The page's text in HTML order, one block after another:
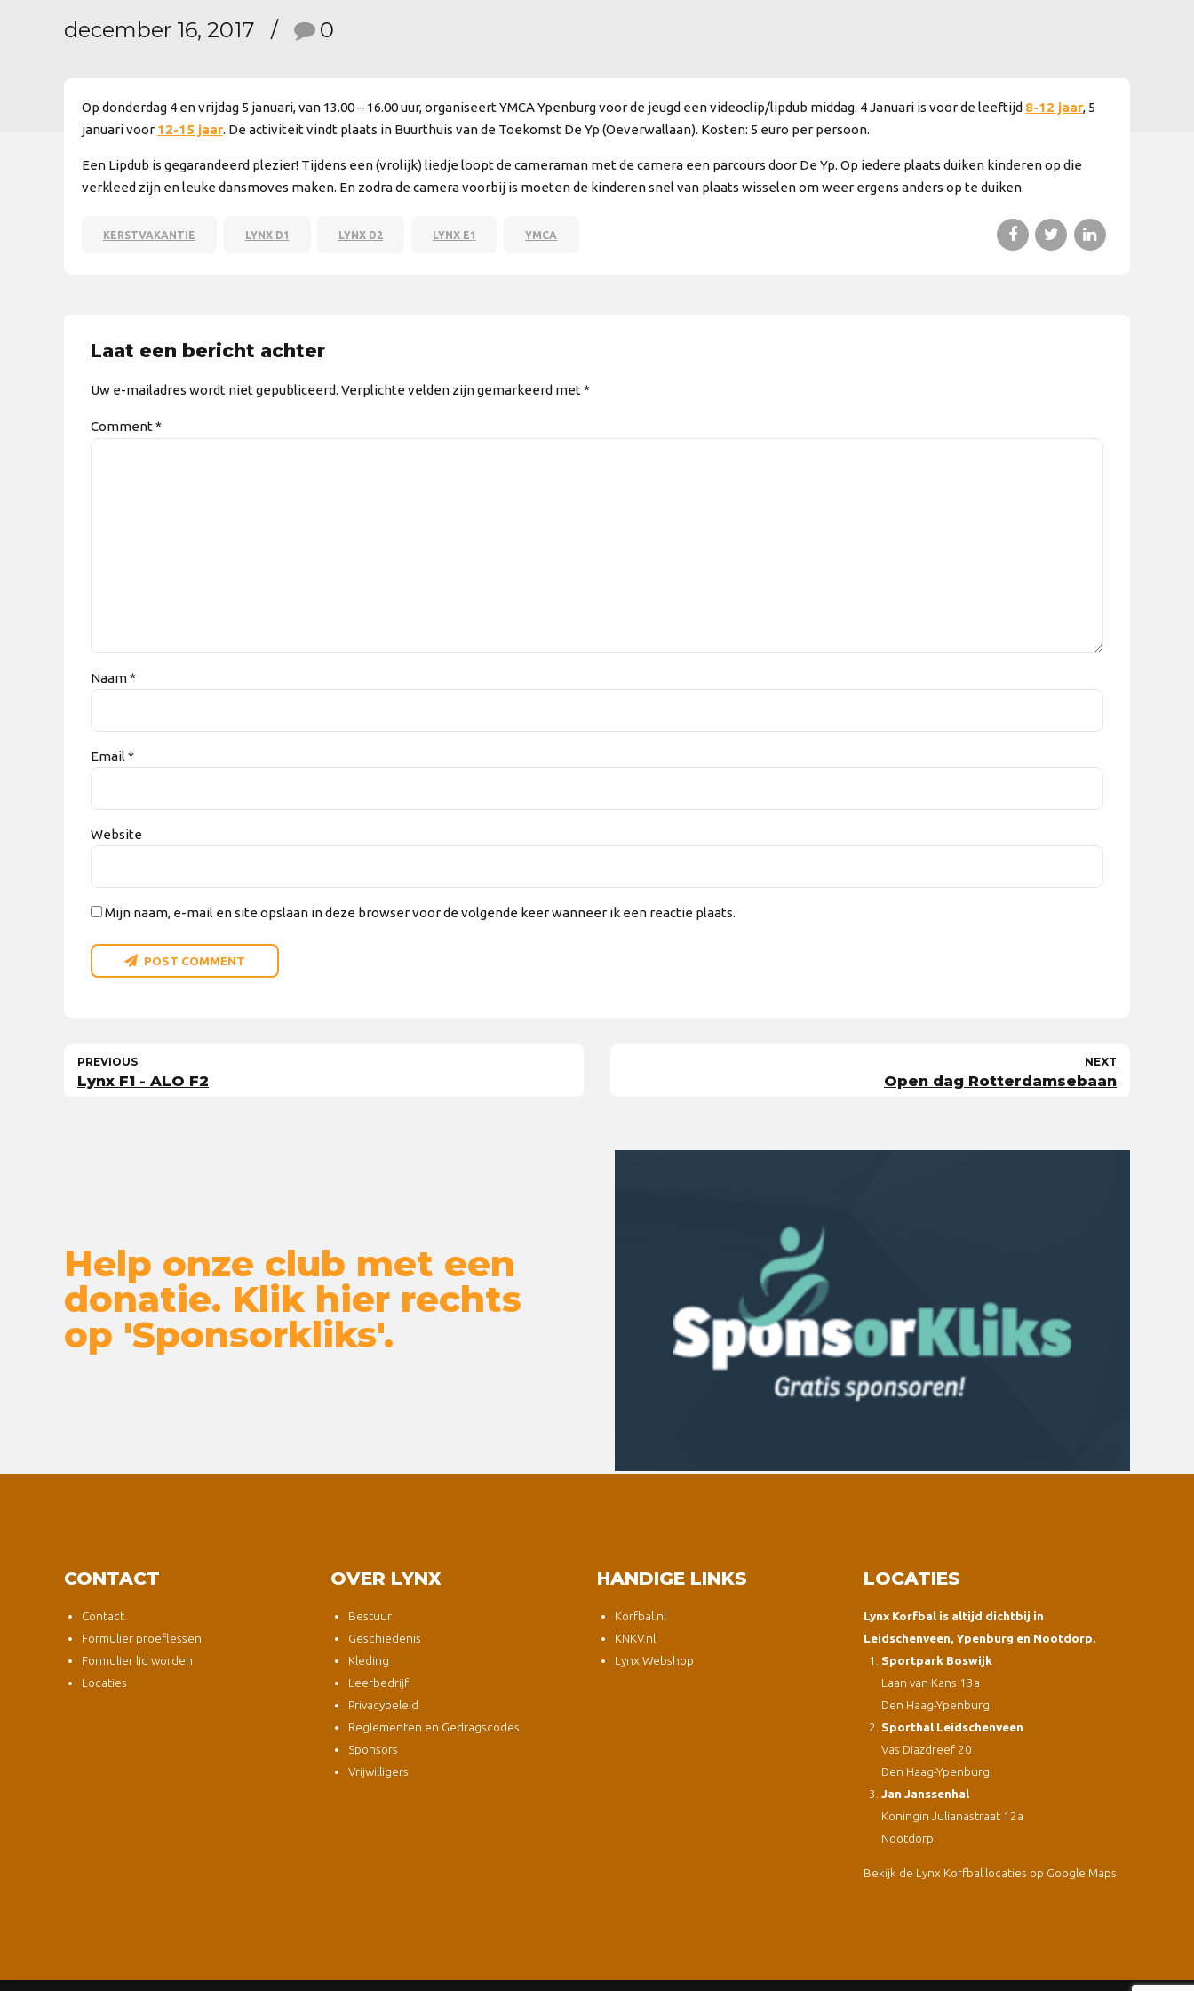
december 16, 2017 0
Op donderdag 4 en vrijdag 5 januari, van 13.00 – 16.00 uur, organiseert YMCA Ypenburg voor de jeugd een videoclip/lipdub middag. 4 Januari is voor de leeftijd 8-12 jaar, 5
januari voor 12-15 jaar. De activiteit vindt plaats in Buurthuis van de Toekomst De Yp (Oeverwallaan). Kosten: 5 euro per persoon.
Een Lipdub is gegarandeerd plezier! Tijdens een (vrolijk) liedje loopt de cameraman met de camera een parcours door De Yp. Op iedere plaats duiken kinderen op die
verkleed zijn en leuke dansmoves maken. En zodra de camera voorbij is moeten de kinderen snel van plaats wisselen om weer ergens anders op te duiken.
KERSTVAKANTIE LYNX D1 LYNX D2 LYNX E1 YMCA
Laat een bericht achter
Uw e-mailadres wordt niet gepubliceerd. Verplichte velden zijn gemarkeerd met *
Comment*
Naam *
Email *
Website
Mijn naam, e-mail en site opslaan in deze browser voor de volgende keer wanneer ik een reactie plaats.
POST COMMENT
PREVIOUS
Lynx F1 - ALO F2
NEXT
Open dag Rotterdamsebaan
Help onze club met een
donatie. Klik hier rechts
op 'Sponsorkliks'.
CONTACT
Contact
Formulier proeflessen
Formulier lid worden
Locaties
OVER LYNX
Bestuur
Geschiedenis
Kleding
Leerbedrijf
Privacybeleid
Reglementen en Gedragscodes
Sponsors
Vrijwilligers
HANDIGE LINKS
Korfbal.nl
KNKV.nl
Lynx Webshop
LOCATIES
Lynx Korfbal is altijd dichtbij in
Leidschenveen, Ypenburg en Nootdorp.
Sportpark Boswijk
Laan van Kans 13a
Den Haag-Ypenburg
Sporthal Leidschenveen
Vas Diazdreef 20
Den Haag-Ypenburg
Jan Janssenhal
Koningin Julianastraat 12a
Nootdorp
Bekijk de Lynx Korfbal locaties op Google Maps